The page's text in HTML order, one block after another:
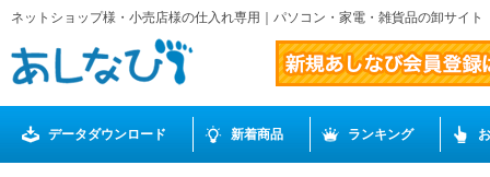
ネットショップ様・小売店様の仕入れ専用｜パソコン・家電・雑貨品の卸サイ
データダウンロード 新着商品 ランキング